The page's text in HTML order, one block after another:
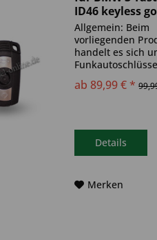
ID46 keyless
HU92R
Allgemein: Beim
vorliegenden
handelt es sich
Original). Es ist
Wegfahrsperre
verbaut. Bitte
dass der
ab 89,99 € *
Details
Merken